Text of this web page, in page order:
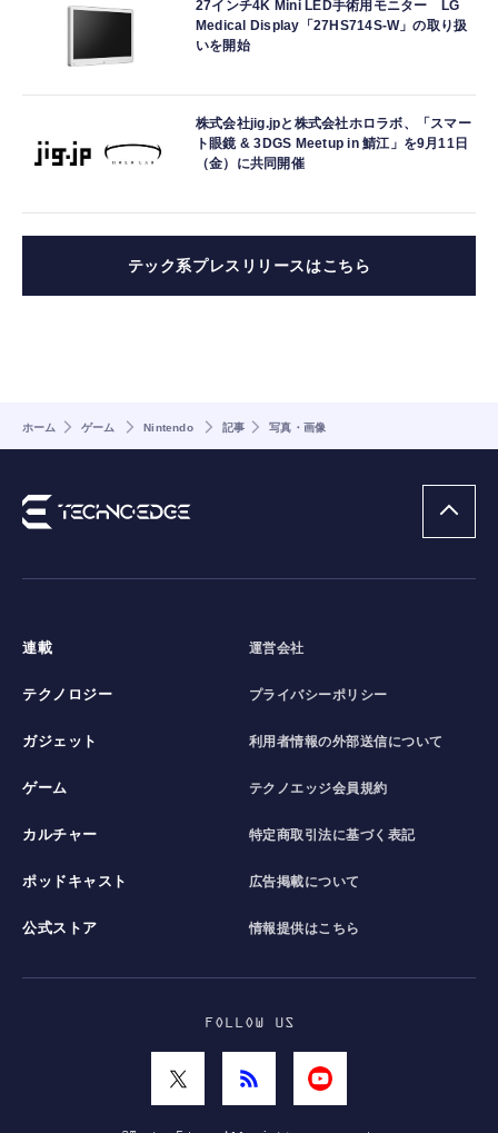
27インチ4K Mini LED手術用モニター LG
Medical Display「27HS714S-W」の取り扱
いを開始
株式会社jig.jpと株式会社ホロラボ、「スマー
ト眼鏡 & 3DGS Meetup in 鯖江」を9月11日
（金）に共同開催
テック系プレスリリースはこちら
ホーム ゲーム Nintendo 記事 写真・画像
連載
テクノロジー
ガジェット
ゲーム
カルチャー
ポッドキャスト
公式ストア
運営会社
プライバシーポリシー
利用者情報の外部送信について
テクノエッジ会員規約
特定商取引法に基づく表記
広告掲載について
情報提供はこちら
FOLLOW US